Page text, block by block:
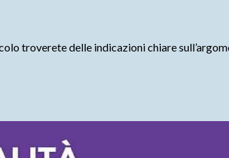
troverete delle indicazioni chiare